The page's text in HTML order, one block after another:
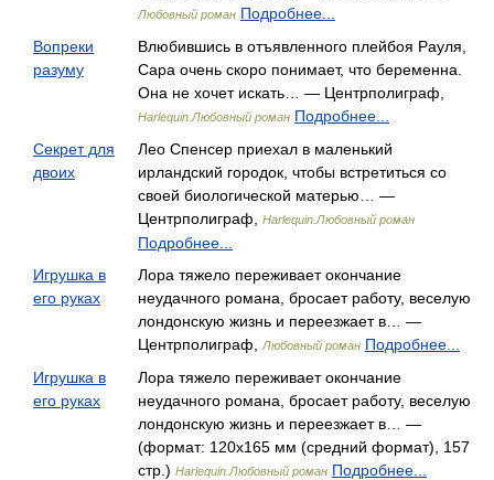
Любовный роман Подробнее...
Вопреки
разуму
Влюбившись в отъявленного плейбоя Рауля,
Сара очень скоро понимает, что беременна.
Она не хочет искать… — Центрполиграф,
Harlequin.Любовный роман Подробнее...
Секрет для
двоих
Лео Спенсер приехал в маленький
ирландский городок, чтобы встретиться со
своей биологической матерью… —
Центрполиграф,
Harlequin.Любовный роман
Подробнее...
Игрушка в
его руках
Лора тяжело переживает окончание
неудачного романа, бросает работу, веселую
лондонскую жизнь и переезжает в… —
Центрполиграф,
Любовный роман Подробнее...
Игрушка в
его руках
Лора тяжело переживает окончание
неудачного романа, бросает работу, веселую
лондонскую жизнь и переезжает в… —
(формат: 120х165 мм (средний формат), 157
стр.) Harlequin.Любовный роман Подробнее...